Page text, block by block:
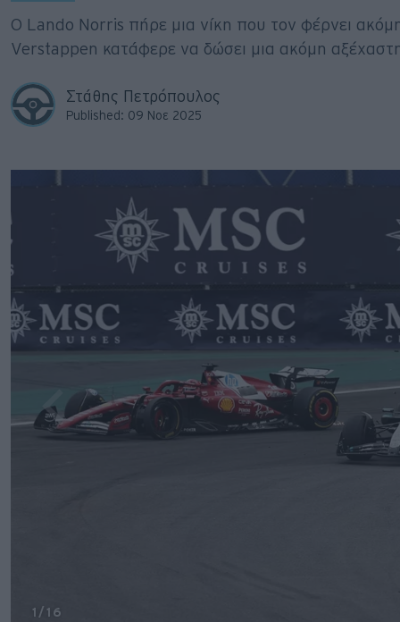
Ο Lando Norris πήρε μια νίκη που τον φέρνει
Verstappen κατάφερε να δώσει μια ακόμη
Στάθης Πετρόπουλος
Published: 09 Νοε 2025
1 /16
Viral
Big Reads
Retro
Gaming
Συνεντεύξεις